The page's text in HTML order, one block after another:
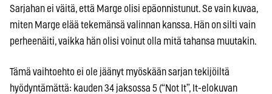
Sarjahan ei väitä, että Marge olisi epäonnistunut. Se vain kuvaa,
miten Marge elää tekemänsä valinnan kanssa. Hän on silti vain
perheenäiti, vaikka hän olisi voinut olla mitä tahansa muutakin.
Tämä vaihtoehto ei ole jäänyt myöskään sarjan tekijöiltä
hyödyntämättä: kauden 34 jaksossa 5 (“Not It”, It-elokuvan